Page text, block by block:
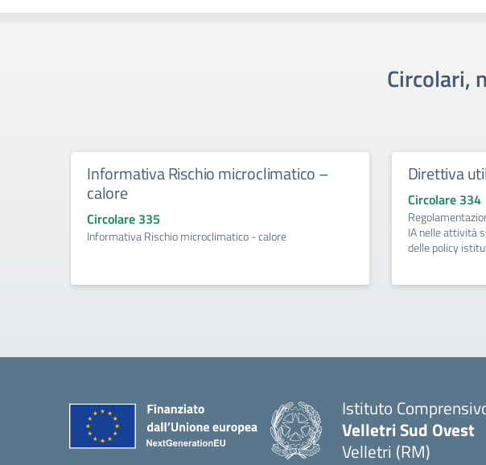
Circolari,
Informativa Rischio microclimatico –
calore
Circolare 335
Informativa Rischio microclimatico - calore
Direttiva
Circolare 334
IA nelle attività
delle policy
Istituto
Velletri Sud Ovest
Velletri (RM)